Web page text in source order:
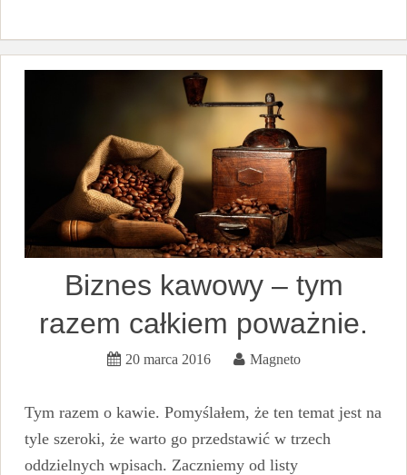
Biznes kawowy – tym
razem całkiem poważnie.
20 marca 2016 Magneto
Tym razem o kawie. Pomyślałem, że ten temat jest na
tyle szeroki, że warto go przedstawić w trzech
oddzielnych wpisach. Zaczniemy od listy